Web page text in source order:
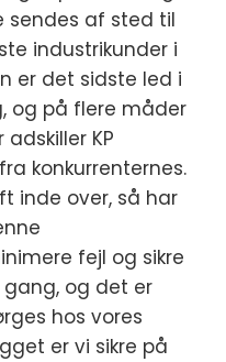
sendes af sted til
industrikunder i
er det sidste led i
og på flere måder
KP
konkurrenternes.
inde over, så har
fejl og sikre
og det er
hos vores
er vi sikre på